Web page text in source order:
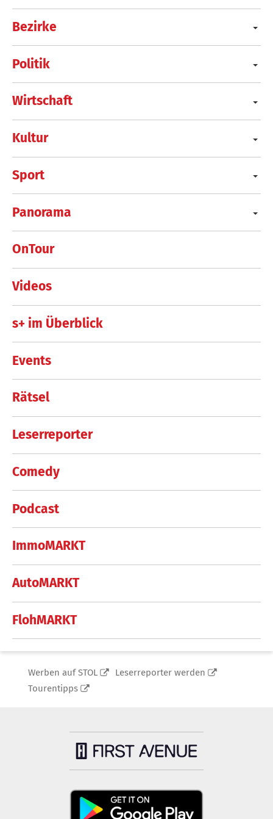
Bezirke
Politik
Wirtschaft
Kultur
Sport
Panorama
OnTour
Videos
s+ im Überblick
Events
Rätsel
Leserreporter
Comedy
Podcast
ImmoMARKT
AutoMARKT
FlohMARKT
Werben auf STOL
Leserreporter werden
Tourentipps